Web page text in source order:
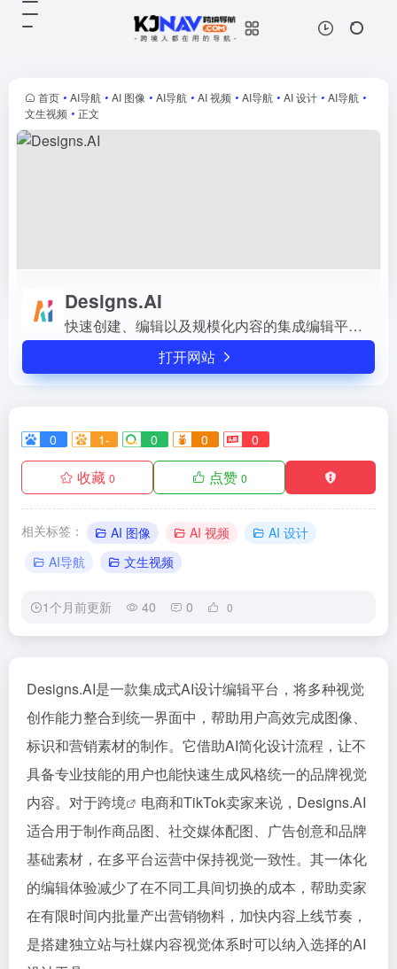
首页 • AI导航 • AI 图像 • AI导航 • AI 视频 • AI导航 • AI 设计 • AI导航 •
文生视频 • 正文
Designs.AI
快速创建、编辑以及规模化内容的集成编辑平台，利用人工智能技术帮助用户在短短2分钟内实现。
打开网站
0 1- 0 0 0
收藏 0 点赞 0
相关标签： AI 图像 AI 视频
AI 设计
AI导航
文生视频
1个月前更新 40 0 0
用户在短短2分钟内实现。
Designs.AI是一款集成式AI设计编辑平台，将多种视觉
创作能力整合到统一界面中，帮助用户高效完成图像、
标识和营销素材的制作。它借助AI简化设计流程，让不
具备专业技能的用户也能快速生成风格统一的品牌视觉
内容。对于跨境
电商和TikTok卖家来说，Designs.AI
适合用于制作商品图、社交媒体配图、广告创意和品牌
基础素材，在多平台运营中保持视觉一致性。其一体化
的编辑体验减少了在不同工具间切换的成本，帮助卖家
在有限时间内批量产出营销物料，加快内容上线节奏，
是搭建独立站与社媒内容视觉体系时可以纳入选择的AI